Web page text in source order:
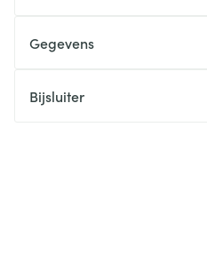
Gegevens
Bijsluiter